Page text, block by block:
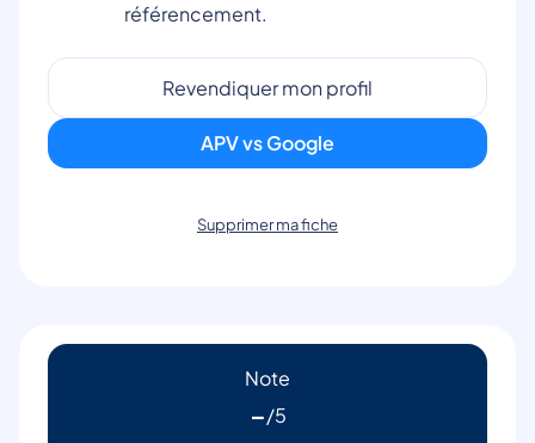
référencement.
Revendiquer mon profil
APV vs Google
Supprimer ma fiche
Note
-